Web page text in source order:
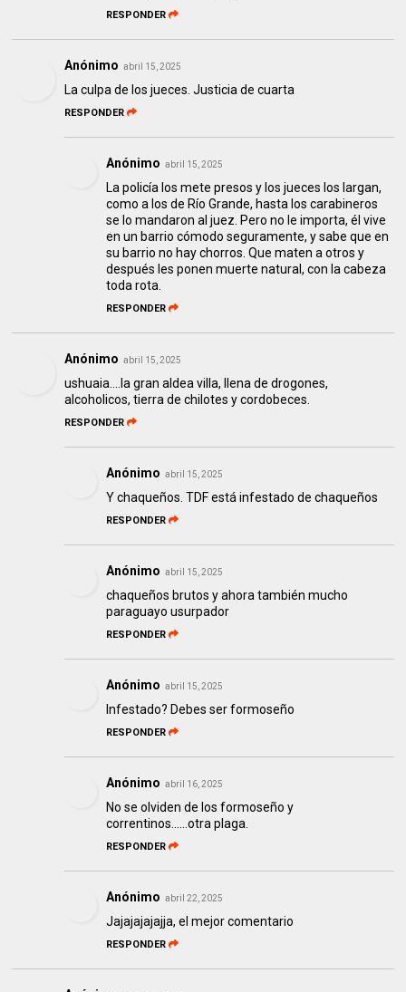
RESPONDER
Anónimo abril 15, 2025
La culpa de los jueces. Justicia de cuarta
RESPONDER
Anónimo abril 15, 2025
La policía los mete presos y los jueces los largan,
como a los de Río Grande, hasta los carabineros
se lo mandaron al juez. Pero no le importa, él vive
en un barrio cómodo seguramente, y sabe que en
su barrio no hay chorros. Que maten a otros y
después les ponen muerte natural, con la cabeza
toda rota.
RESPONDER
Anónimo abril 15, 2025
ushuaia....la gran aldea villa, llena de drogones,
alcoholicos, tierra de chilotes y cordobeces.
RESPONDER
Anónimo abril 15, 2025
Y chaqueños. TDF está infestado de chaqueños
RESPONDER
Anónimo abril 15, 2025
chaqueños brutos y ahora también mucho
paraguayo usurpador
RESPONDER
Anónimo abril 15, 2025
Infestado? Debes ser formoseño
RESPONDER
Anónimo abril 16, 2025
No se olviden de los formoseño y
correntinos......otra plaga.
RESPONDER
Anónimo abril 22, 2025
Jajajajajajja, el mejor comentario
RESPONDER